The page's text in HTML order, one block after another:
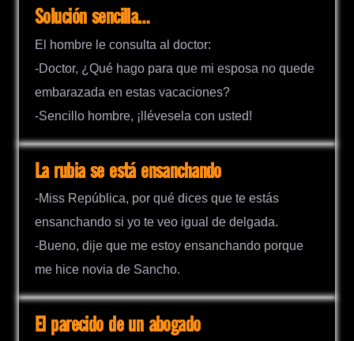
Solución sencilla…
El hombre le consulta al doctor:
-Doctor, ¿Qué hago para que mi esposa no quede
embarazada en estas vacaciones?
-Sencillo hombre, ¡llévesela con usted!
La rubia se está ensanchando
-Miss República, por qué dices que te estás
ensanchando si yo te veo igual de delgada.
-Bueno, dije que me estoy ensanchando porque
me hice novia de Sancho.
El parecido de un abogado